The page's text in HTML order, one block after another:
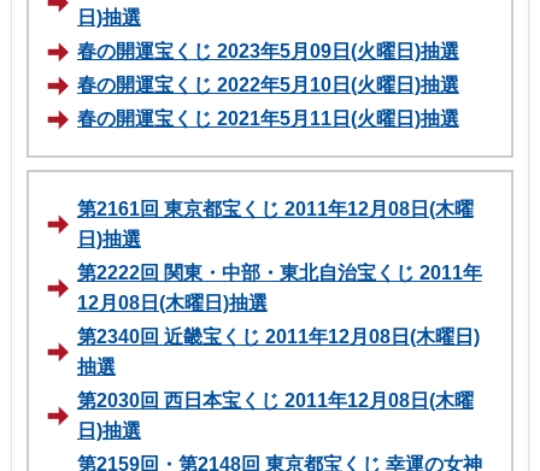
日)抽選
春の開運宝くじ 2023年5月09日(火曜日)抽選
春の開運宝くじ 2022年5月10日(火曜日)抽選
春の開運宝くじ 2021年5月11日(火曜日)抽選
第2161回 東京都宝くじ 2011年12月08日(木曜
日)抽選
第2222回 関東・中部・東北自治宝くじ 2011年
12月08日(木曜日)抽選
第2340回 近畿宝くじ 2011年12月08日(木曜日)
抽選
第2030回 西日本宝くじ 2011年12月08日(木曜
日)抽選
第2159回・第2148回 東京都宝くじ 幸運の女神